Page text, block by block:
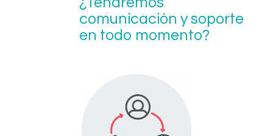
comunicación y soporte
en todo momento?